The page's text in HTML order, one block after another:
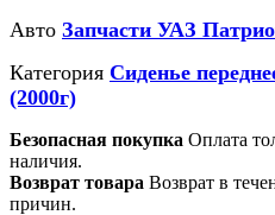
Авто Запчасти УАЗ
Категория Сиденье
(2000г)
Безопасная покупка Оплата
наличия.
Возврат товара Возврат в
причин.